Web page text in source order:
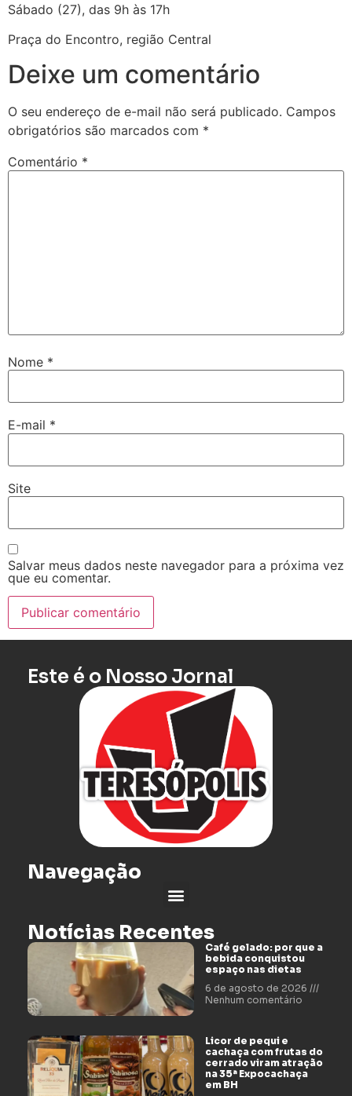
Sábado (27), das 9h às 17h
Praça do Encontro, região Central
Deixe um comentário
O seu endereço de e-mail não será publicado. Campos
obrigatórios são marcados com *
Comentário *
Nome *
E-mail *
Site
Salvar meus dados neste navegador para a próxima vez
que eu comentar.
Este é o Nosso Jornal
Navegação
Notícias Recentes
Café gelado: por que a
bebida conquistou
espaço nas dietas
6 de agosto de 2026
Nenhum comentário
Licor de pequi e
cachaça com frutas do
cerrado viram atração
na 35ª Expocachaça
em BH